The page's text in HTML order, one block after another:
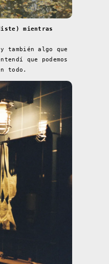
mientras
también algo que
que podemos
todo.